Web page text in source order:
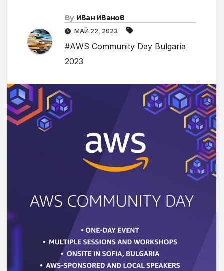
By Иван Иванов
МАЙ 22, 2023
#АWS Community Day Bulgaria
2023